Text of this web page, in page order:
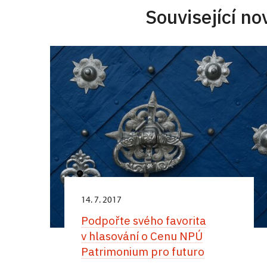
Související
14. 7. 2017
Podpořte svého favorita
v hlasování o Cenu NPÚ
Patrimonium pro futuro